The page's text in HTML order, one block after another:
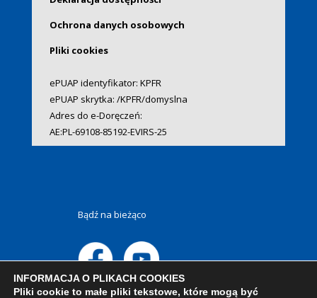
Ochrona danych osobowych
Pliki cookies
ePUAP identyfikator: KPFR
ePUAP skrytka: /KPFR/domyslna
Adres do e-Doręczeń:
AE:PL-69108-85192-EVIRS-25
Bądź na bieżąco
INFORMACJA O PLIKACH COOKIES
Pliki cookie to małe pliki tekstowe, które mogą być